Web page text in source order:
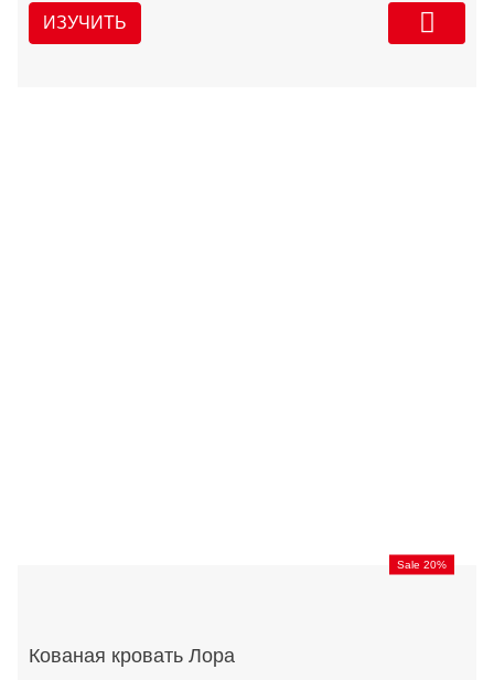
ИЗУЧИТЬ
Sale 20%
Кованая кровать Лора